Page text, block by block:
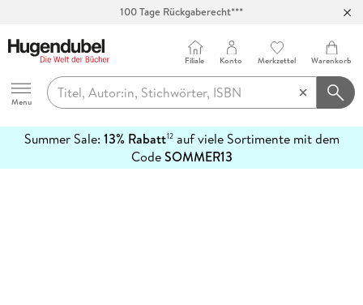
100 Tage Rückgaberecht***
Hugendubel
Menu
Filiale Konto Merkzettel Warenkorb
Summer Sale: 13% Rabatt12auf viele Sortimente mit dem
CodeSOMMER13
erfahren